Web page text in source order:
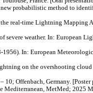
new probabilistic method to
real-time Lightning Mapping
severe weather. In: European
In: European
on the overshooting
Offenbach, Germany. [Poster
MetMed; 2025